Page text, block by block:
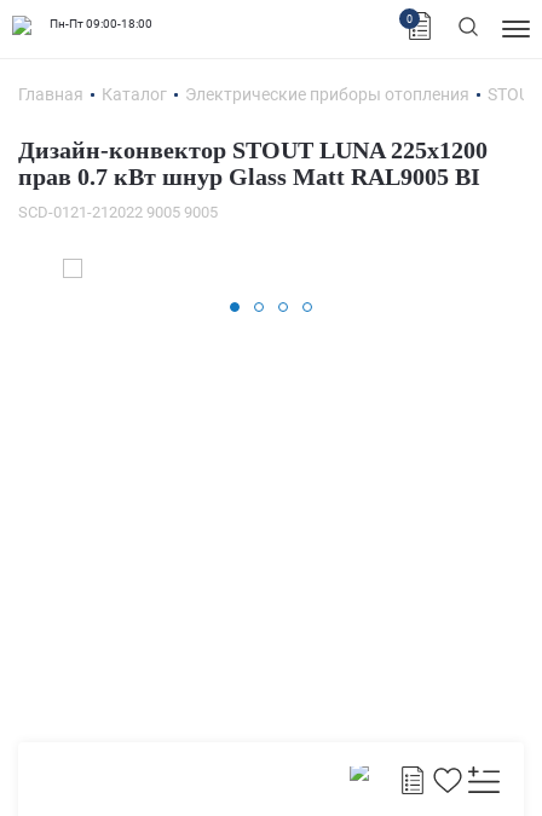
Пн-Пт 09:00-18:00 0
Главная Каталог Электрические приборы отопления
Дизайн-конвектор STOUT LUNA 225x1200
прав 0.7 кВт шнур Glass Matt RAL9005 BI
SCD-0121-212022 9005 9005